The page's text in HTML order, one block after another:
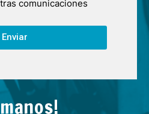
comunicaciones
Enviar